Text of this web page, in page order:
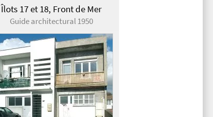
Îlots 17 et 18, Front de Mer
Guide architectural 1950